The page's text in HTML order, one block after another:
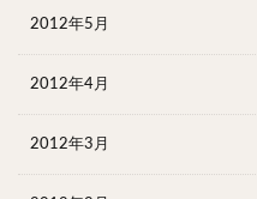
2012年5月
2012年4月
2012年3月